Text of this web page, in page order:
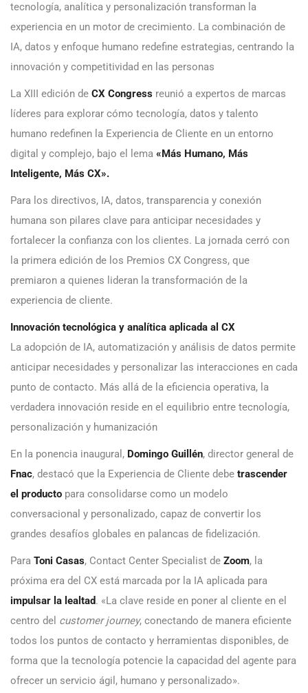
tecnología, analítica y personalización transforman la
experiencia en un motor de crecimiento. La combinación de
IA, datos y enfoque humano redefine estrategias, centrando la
innovación y competitividad en las personas
La XIII edición de CX Congress reunió a expertos de marcas
líderes para explorar cómo tecnología, datos y talento
humano redefinen la Experiencia de Cliente en un entorno
digital y complejo, bajo el lema «Más Humano, Más
Inteligente, Más CX».
Para los directivos, IA, datos, transparencia y conexión
humana son pilares clave para anticipar necesidades y
fortalecer la confianza con los clientes. La jornada cerró con
la primera edición de los Premios CX Congress, que
premiaron a quienes lideran la transformación de la
experiencia de cliente.
Innovación tecnológica y analítica aplicada al CX
La adopción de IA, automatización y análisis de datos permite
anticipar necesidades y personalizar las interacciones en cada
punto de contacto. Más allá de la eficiencia operativa, la
verdadera innovación reside en el equilibrio entre tecnología,
personalización y humanización
En la ponencia inaugural, Domingo Guillén, director general de
Fnac, destacó que la Experiencia de Cliente debe trascender
el producto para consolidarse como un modelo
conversacional y personalizado, capaz de convertir los
grandes desafíos globales en palancas de fidelización.
Para Toni Casas, Contact Center Specialist de Zoom, la
próxima era del CX está marcada por la IA aplicada para
impulsar la lealtad. «La clave reside en poner al cliente en el
centro del customer journey, conectando de manera eficiente
todos los puntos de contacto y herramientas disponibles, de
forma que la tecnología potencie la capacidad del agente para
ofrecer un servicio ágil, humano y personalizado».